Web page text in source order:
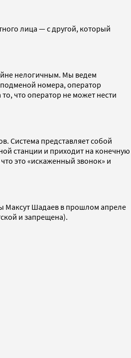
лица — с другой, который
нелогичным. Мы ведем
номера, оператор
что оператор не может нести
Система представляет собой
станции и приходит на конечную
это «искаженный звонок» и
Максут Шадаев в прошлом апреле
и запрещена).